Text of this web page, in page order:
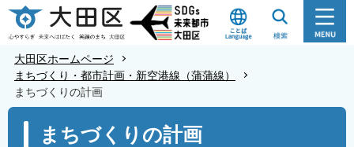
こ
の
の
大田区ホームページ
まちづくり・都市計画・新空港線（蒲蒲線）
まちづくりの計画
まちづくりの計画